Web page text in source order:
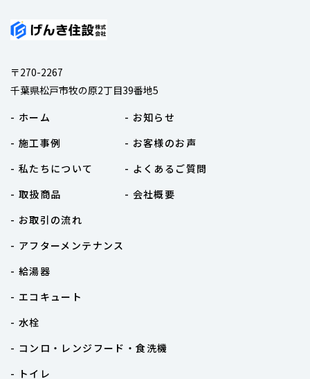
〒270-2267
千葉県松戸市牧の原2丁目39番地5
- ホーム
- 施工事例
- 私たちについて
- 取扱商品
- お取引の流れ
- アフターメンテナンス
- お知らせ
- お客様のお声
- よくあるご質問
- 会社概要
- 給湯器
- エコキュート
- 水栓
- コンロ・レンジフード・食洗機
- トイレ